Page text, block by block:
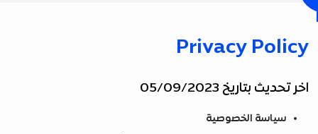
Privacy Policy
اخر تحديث بتاريخ 05/09/2023
سياسة الخصوصية